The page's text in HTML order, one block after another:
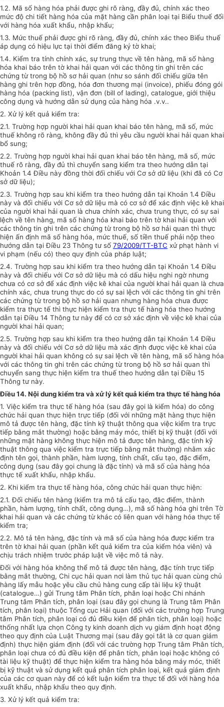
1.2. Mã số hàng hóa phải được ghi rõ ràng, đầy đủ, chính xác theo
mức độ chi tiết hàng hóa của mặt hàng cần phân loại tại Biểu thuế đối
với hàng hóa xuất khẩu, nhập khẩu;
1.3. Mức thuế phải được ghi rõ ràng, đầy đủ, chính xác theo Biểu thuế
áp dụng có hiệu lực tại thời điểm đăng ký tờ khai;
1.4. Kiểm tra tính chính xác, sự trung thực về tên hàng, mã số hàng
hóa khai báo trên tờ khai hải quan với các thông tin ghi trên các
chứng từ trong bộ hồ sơ hải quan (như so sánh đối chiếu giữa tên
hàng ghi trên hợp đồng, hóa đơn thương mại (invoice), phiếu đóng gói
hàng hóa (packing list), vận đơn (bill of lading), catalogue, giới thiệu
công dụng và hướng dẫn sử dụng của hàng hóa .v.v..
2. Xử lý kết quả kiểm tra:
2.1. Trường hợp người khai hải quan khai báo tên hàng, mã số, mức
thuế không rõ ràng, không đầy đủ thì yêu cầu người khai hải quan khai
bổ sung;
2.2. Trường hợp người khai hải quan khai báo tên hàng, mã số, mức
thuế rõ ràng, đầy đủ thì chuyển sang kiểm tra theo hướng dẫn tại
Khoản 1.4 Điều này đồng thời đối chiếu với Cơ sở dữ liệu (khi đã có Cơ
sở dữ liệu);
2.3. Trường hợp sau khi kiểm tra theo hướng dẫn tại Khoản 1.4 Điều
này và đối chiếu với Cơ sở dữ liệu mà có cơ sở để xác định việc kê khai
của người khai hải quan là chưa chính xác, chưa trung thực, có sự sai
lệch về tên hàng, mã số hàng hóa khai báo trên tờ khai hải quan với
các thông tin ghi trên các chứng từ trong bộ hồ sơ hải quan thì thực
hiện ấn định mã số hàng hóa, mức thuế, số tiền thuế phải nộp theo
hướng dẫn tại Điều 23 Thông tư số 79/2009/TT-BTC xử phạt hành vi
vi phạm (nếu có) theo quy định của pháp luật;
2.4. Trường hợp sau khi kiểm tra theo hướng dẫn tại Khoản 1.4 Điều
này và đối chiếu với Cơ sở dữ liệu mà có dấu hiệu nghi ngờ nhưng
chưa có cơ sở để xác định việc kê khai của người khai hải quan là chưa
chính xác, chưa trung thực do có sự sai lệch với các thông tin ghi trên
các chứng từ trong bộ hồ sơ hải quan nhưng hàng hóa chưa được
kiểm tra thực tế thì thực hiện kiểm tra thực tế hàng hóa theo hướng
dẫn tại Điều 14 Thông tư này để có cơ sở xác định về việc kê khai của
người khai hải quan;
2.5. Trường hợp sau khi kiểm tra theo hướng dẫn tại Khoản 1.4 Điều
này và đối chiếu với Cơ sở dữ liệu mà xác định được việc kê khai của
người khai hải quan không có sự sai lệch về tên hàng, mã số hàng hóa
với các thông tin ghi trên các chứng từ trong bộ hồ sơ hải quan thì
chuyển sang thực hiện kiểm tra thuế theo hướng dẫn tại Điều 15
Thông tư này.
Điều 14. Nội dung kiểm tra và xử lý kết quả kiểm tra thực tế hàng hóa
1. Việc kiểm tra thực tế hàng hóa (sau đây gọi là kiểm hóa) do công
chức hải quan thực hiện trực tiếp (đối với những mặt hàng thực hiện
mô tả được tên hàng, đặc tính kỹ thuật thông qua việc kiểm tra trực
tiếp bằng mắt thường) hoặc bằng máy móc, thiết bị kỹ thuật (đối với
những mặt hàng không thực hiện mô tả được tên hàng, đặc tính kỹ
thuật thông qua việc kiểm tra trực tiếp bằng mắt thường) nhằm xác
định tên gọi, thành phần, hàm lượng, tính chất, cấu tạo, đặc điểm,
công dụng (sau đây gọi chung là đặc tính) và mã số của hàng hóa
thực tế xuất khẩu, nhập khẩu.
2. Khi kiểm tra thực tế hàng hóa, công chức hải quan thực hiện:
2.1. Đối chiếu tên hàng (kiểm tra mô tả cấu tạo, đặc điểm, thành
phần, hàm lượng, tính chất, công dụng…), mã số hàng hóa ghi trên Tờ
khai hải quan và các chứng từ khác có liên quan với hàng hóa thực tế
kiểm tra;
2.2. Mô tả tên hàng, đặc tính và mã số của hàng hóa được kiểm tra
trên tờ khai hải quan (phần kết quả kiểm tra của kiểm hóa viên) và
chịu trách nhiệm trước pháp luật về việc mô tả này.
Đối với hàng hóa không thể mô tả được tên hàng, đặc tính trực tiếp
bằng mắt thường, Chi cục hải quan nơi làm thủ tục hải quan cùng chủ
hàng lấy mẫu hoặc yêu cầu chủ hàng cung cấp tài liệu kỹ thuật
(catalogue…) gửi Trung tâm Phân tích, phân loại hoặc Chi nhánh
Trung tâm Phân tích, phân loại (sau đây gọi chung là Trung tâm Phân
tích, phân loại) thuộc Tổng cục Hải quan (đối với các trường hợp Trung
tâm Phân tích, phân loại có đủ điều kiện để phân tích, phân loại) hoặc
thống nhất lựa chọn Công ty kinh doanh dịch vụ giám định hoạt động
theo quy định của Luật Thương mại (sau đây gọi tắt là cơ quan giám
định) thực hiện giám định (đối với các trường hợp Trung tâm Phân tích,
phân loại chưa có đủ điều kiện để phân tích, phân loại hoặc không có
tài liệu kỹ thuật) để thực hiện kiểm tra hàng hóa bằng máy móc, thiết
bị kỹ thuật và sử dụng kết quả phân tích phân loại, kết quả giám định
của các cơ quan này để có kết luận kiểm tra thực tế đối với hàng hóa
xuất khẩu, nhập khẩu theo quy định.
3. Xử lý kết quả kiểm tra: